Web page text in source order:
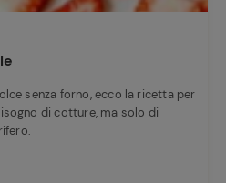
senza forno, ecco la ricetta per
di cotture, ma solo di